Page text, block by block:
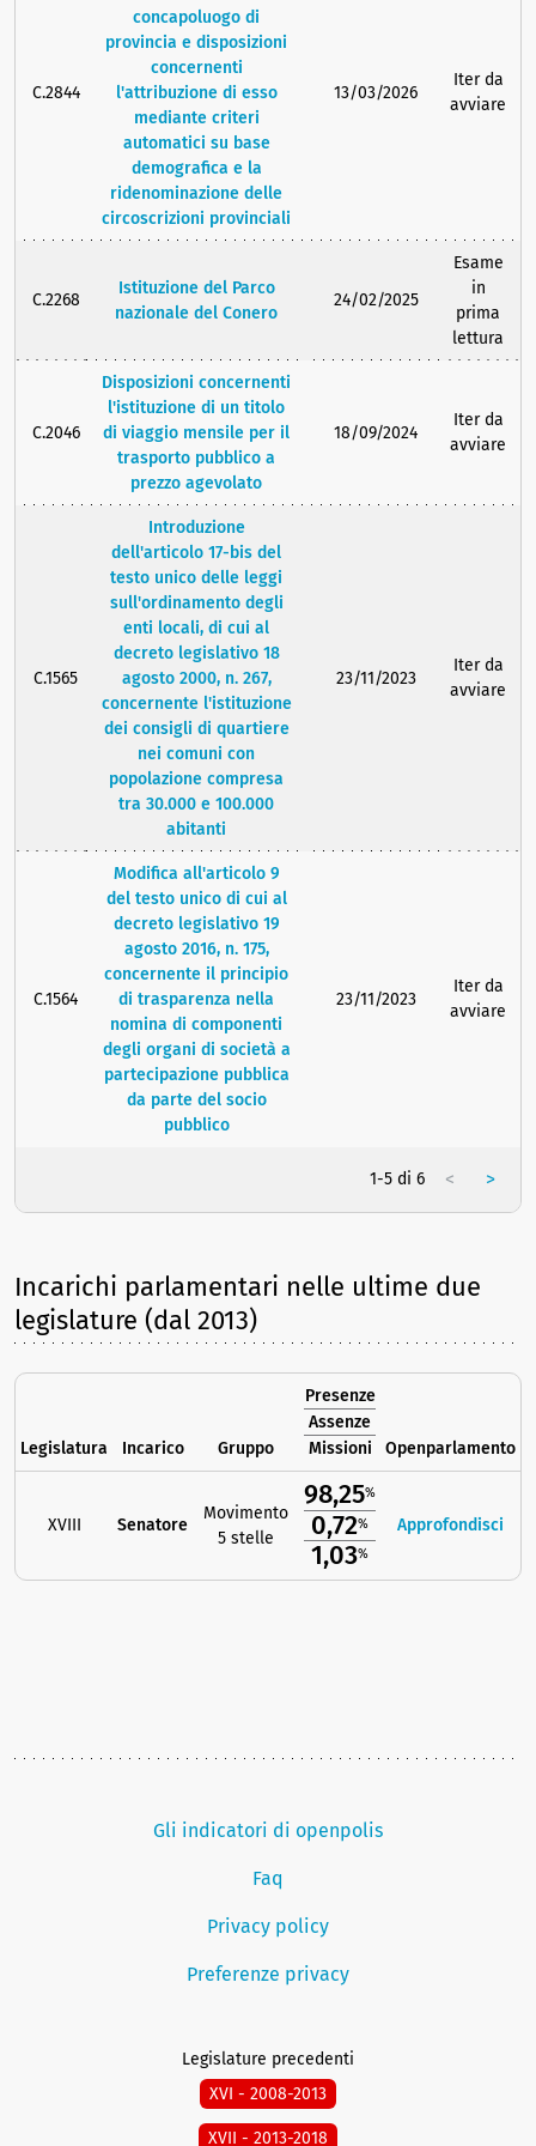
C.2844
concapoluogo di
provincia e disposizioni
concernenti
l'attribuzione di esso
mediante criteri
automatici su base
demografica e la
ridenominazione delle
circoscrizioni provinciali
13/03/2026
Iter da
avviare
C.2268
Istituzione del Parco
nazionale del Conero
24/02/2025
Esame
in
prima
lettura
C.2046
Disposizioni concernenti
l'istituzione di un titolo
di viaggio mensile per il
trasporto pubblico a
prezzo agevolato
18/09/2024
Iter da
avviare
C.1565
Introduzione
dell'articolo 17-bis del
testo unico delle leggi
sull'ordinamento degli
enti locali, di cui al
decreto legislativo 18
agosto 2000, n. 267,
concernente l'istituzione
dei consigli di quartiere
nei comuni con
popolazione compresa
tra 30.000 e 100.000
abitanti
23/11/2023
Iter da
avviare
C.1564
Modifica all'articolo 9
del testo unico di cui al
decreto legislativo 19
agosto 2016, n. 175,
concernente il principio
di trasparenza nella
nomina di componenti
degli organi di società a
partecipazione pubblica
da parte del socio
pubblico
23/11/2023
Iter da
avviare
1-5 di 6 < >
Incarichi parlamentari nelle ultime due
legislature (dal 2013)
Legislatura Incarico Gruppo
Presenze
Assenze
Missioni
Openparlamento
XVIII Senatore
Movimento
5 stelle
98,25%
0,72%
1,03%
Approfondisci
Gli indicatori di openpolis
Faq
Privacy policy
Preferenze privacy
Legislature precedenti
XVI - 2008-2013
XVII - 2013-2018